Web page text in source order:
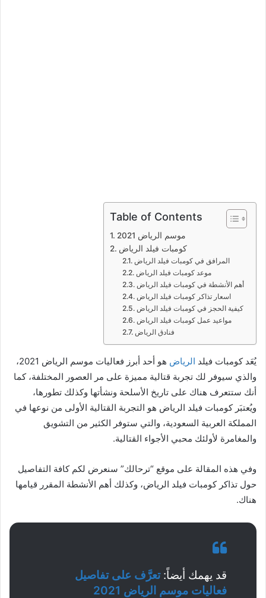
Table of Contents
موسم الرياض 2021
كومبات فيلد الرياض
المرافق في كومبات فيلد الرياض
موعد كومبات فيلد الرياض
أهم الأنشطة في كومبات فيلد الرياض
اسعار تذاكر كومبات فيلد الرياض
كيفية الحجز في كومبات فيلد الرياض
مواعيد عمل كومبات فيلد الرياض
فنادق الرياض
يُعَد كومبات فيلد الرياض
هو أحد أبرز فعاليات موسم الرياض 2021،
والذي سيوفر لك تجربة قتالية مميزة على مر العصور المختلفة، كما
أنك ستتعرف هناك على تاريخ الأسلحة ونشأتها وكذلك تطورها،
ويُعتبَر كومبات فيلد الرياض هو التجربة القتالية الأولى من نوعها في
المملكة العربية السعودية، والتي ستوفر الكثير من التشويق
والمغامرة لأولئك محبي الأجواء القتالية.
وفي هذه المقالة على موقع “ترحالك” سنعرض لكم كافة التفاصيل
حول تذاكر كومبات فيلد الرياض، وكذلك أهم الأنشطة المقرر قيامها
هناك.
قد يهمك أيضاً:تعرَّف على تفاصيل
فعاليات موسم الرياض 2021